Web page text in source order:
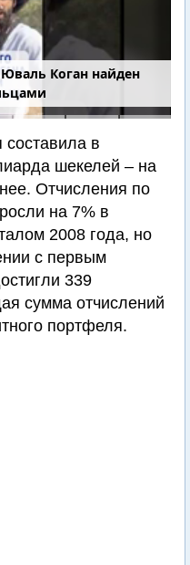
Коган найден
в
шекелей – на
Отчисления по
на 7% в
2008 года, но
с первым
339
сумма отчислений
портфеля.